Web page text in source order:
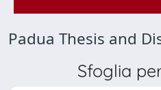
Padua Thesis and
Sfoglia